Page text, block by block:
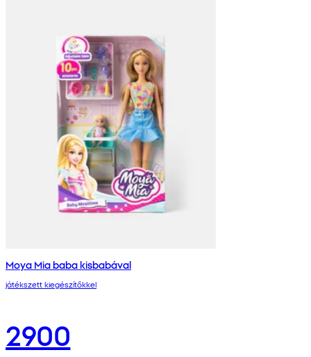
Moya Mia baba kisbabával
játékszett kiegészítőkkel
2900